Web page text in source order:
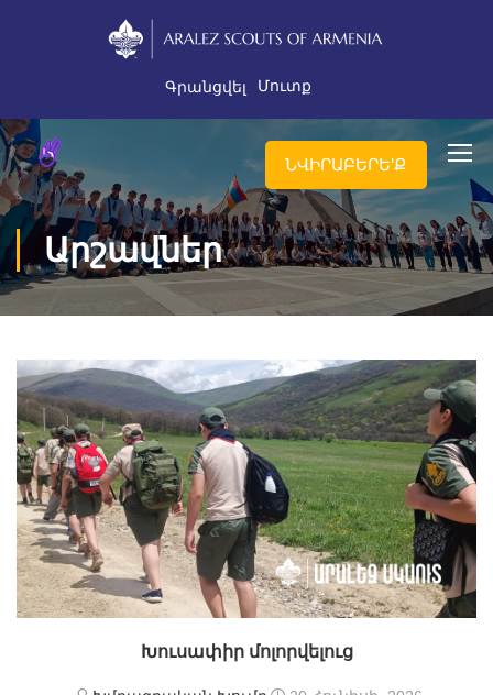
Գրանցվել Մուտք
ՆՎԻՐԱԲԵՐԵ'Ք
Արշավներ
Խուսափիր մոլորվելուց